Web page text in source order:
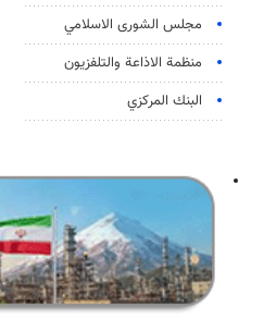
مجلس الشورى الاسلامي
منظمة الاذاعة والتلفزیون
البنك المركزي